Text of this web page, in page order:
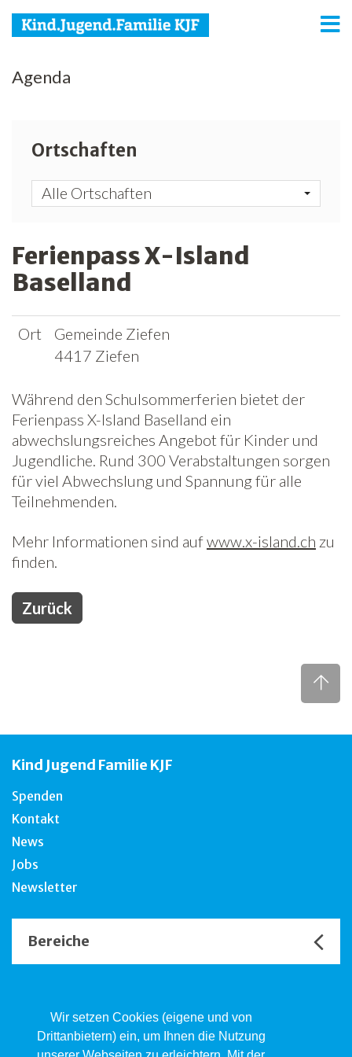
Wir setzen Cookies (eigene und von
Drittanbietern) ein, um Ihnen die Nutzung
KJF
Media
Agenda
Netzwerk
Spenden
News
Newsletter
Agenda
Ortschaften
Alle Ortschaften
Ferienpass X-Island
Baselland
Ort
Gemeinde Ziefen
4417 Ziefen
Während den Schulsommerferien bietet der
Ferienpass X-Island Baselland ein
abwechslungsreiches Angebot für Kinder und
Jugendliche. Rund 300 Verabstaltungen sorgen
für viel Abwechslung und Spannung für alle
Teilnehmenden.
Mehr Informationen sind aufwww.x-island.ch zu
finden.
Zurück
Kind Jugend Familie KJF
Spenden
Kontakt
News
Jobs
Newsletter
Bereiche